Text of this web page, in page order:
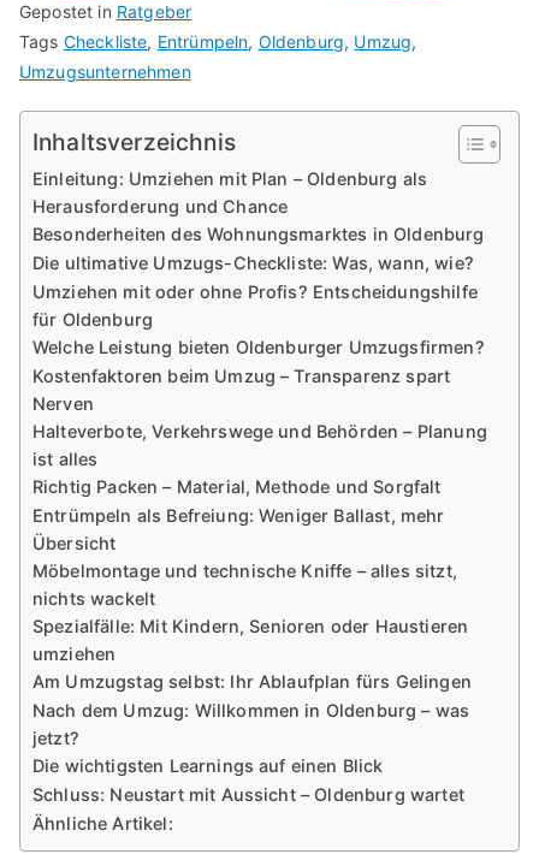
Gepostet in Ratgeber
Tags Checkliste, Entrümpeln, Oldenburg, Umzug,
Umzugsunternehmen
Inhaltsverzeichnis
Einleitung: Umziehen mit Plan – Oldenburg als
Herausforderung und Chance
Besonderheiten des Wohnungsmarktes in Oldenburg
Die ultimative Umzugs-Checkliste: Was, wann, wie?
Umziehen mit oder ohne Profis? Entscheidungshilfe
für Oldenburg
Welche Leistung bieten Oldenburger Umzugsfirmen?
Kostenfaktoren beim Umzug – Transparenz spart
Nerven
Halteverbote, Verkehrswege und Behörden – Planung
ist alles
Richtig Packen – Material, Methode und Sorgfalt
Entrümpeln als Befreiung: Weniger Ballast, mehr
Übersicht
Möbelmontage und technische Kniffe – alles sitzt,
nichts wackelt
Spezialfälle: Mit Kindern, Senioren oder Haustieren
umziehen
Am Umzugstag selbst: Ihr Ablaufplan fürs Gelingen
Nach dem Umzug: Willkommen in Oldenburg – was
jetzt?
Die wichtigsten Learnings auf einen Blick
Schluss: Neustart mit Aussicht – Oldenburg wartet
Ähnliche Artikel: